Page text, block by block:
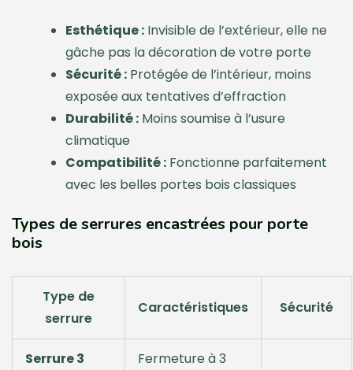
Esthétique : Invisible de l’extérieur, elle ne
gâche pas la décoration de votre porte
Sécurité : Protégée de l’intérieur, moins
exposée aux tentatives d’effraction
Durabilité : Moins soumise à l’usure
climatique
Compatibilité : Fonctionne parfaitement
avec les belles portes bois classiques
Types de serrures encastrées pour porte
bois
Type de
serrure
Caractéristiques Sécurité
Serrure 3
Fermeture à 3